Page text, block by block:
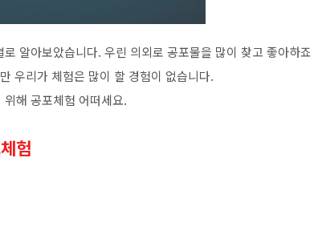
알아보았습니다. 우린 의외로 공포물을 많이 찾고 좋아하죠
우리가 체험은 많이 할 경험이 없습니다.
해 공포체험 어떠세요.
험